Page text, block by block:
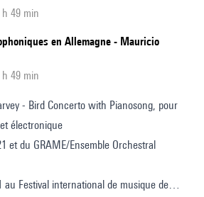
49 min
en Allemagne - Mauricio
49 min
Pianosong, pour
électronique
et du GRAME/Ensemble Orchestral
au Festival international de musique de